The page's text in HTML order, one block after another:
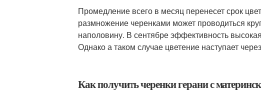
Промедление всего в месяц перенесет срок
размножение черенками может проводиться
наполовину. В сентябре эффективность
Однако а таком случае цветение наступает
Как получить черенки герани с